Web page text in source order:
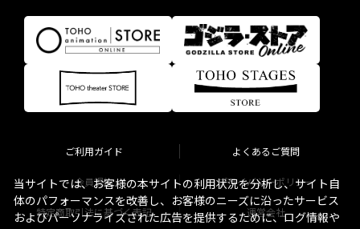
ご利用ガイド よくあるご質問
会員規約 プライバシーポリシー
特定商取引法に基づく表記 運営会社
当サイトでは、お客様の本サイトの利用状況を分析し、サイト自
体のパフォーマンスを改善し、お客様のニーズに沿ったサービス
およびパーソナライズされた広告を提供するために、ログ情報や